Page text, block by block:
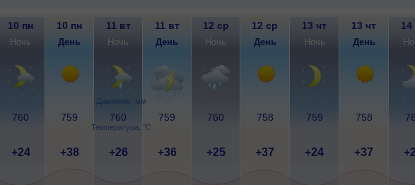
Давление, мм
Температура, °C
10 пн 10 пн 11 вт 11 вт 12 ср 12 ср 13 чт 13 чт 14
Ночь День Ночь День Ночь День Ночь День
760 759 760 759 760 758 759 758
+24 +38 +26 +36 +25 +37 +24 +37